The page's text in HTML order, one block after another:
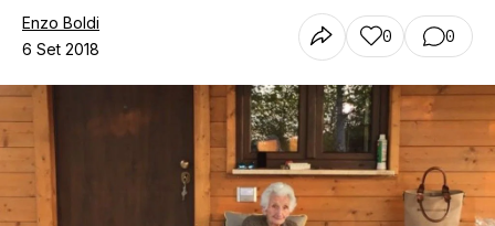
Chi siamo
Contatti
Enzo Boldi
6 Set 2018
0 0